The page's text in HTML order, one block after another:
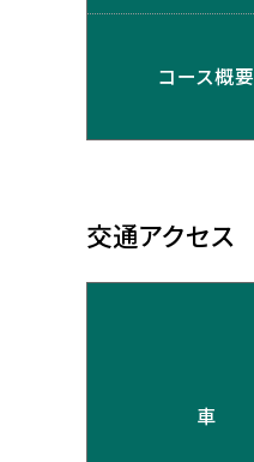
コース概要
交通アクセス
車